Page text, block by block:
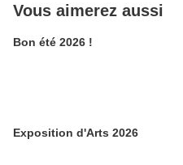
Vous aimerez aussi
Bon été 2026 !
Exposition d'Arts 2026